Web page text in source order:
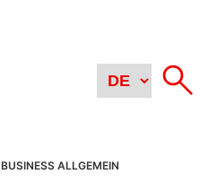
BUSINESS ALLGEMEIN